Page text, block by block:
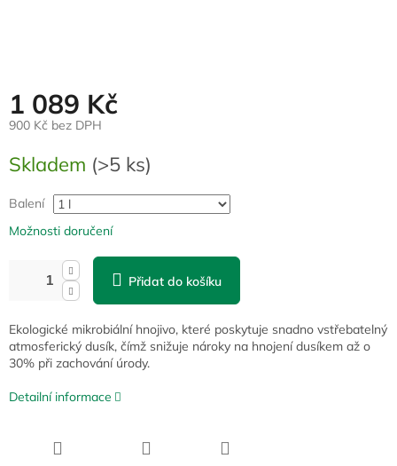
1 089 Kč
900 Kč bez DPH
cena:
Skladem (>5 ks)
Balení
Možnosti doručení
Přidat do košíku
Ekologické mikrobiální hnojivo, které poskytuje snadno vstřebatelný
atmosferický dusík, čímž snižuje nároky na hnojení dusíkem až o
30% při zachování úrody.
Detailní informace